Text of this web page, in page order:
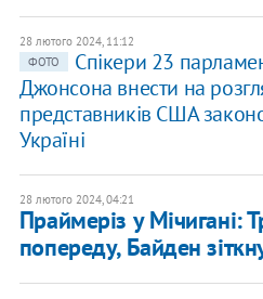
28 лютого 2024, 11:12
ФОТО
Спікери 23
Джонсона внести на
представників США
Україні
28 лютого 2024, 04:21
Праймеріз у Мічигані:
попереду, Байден